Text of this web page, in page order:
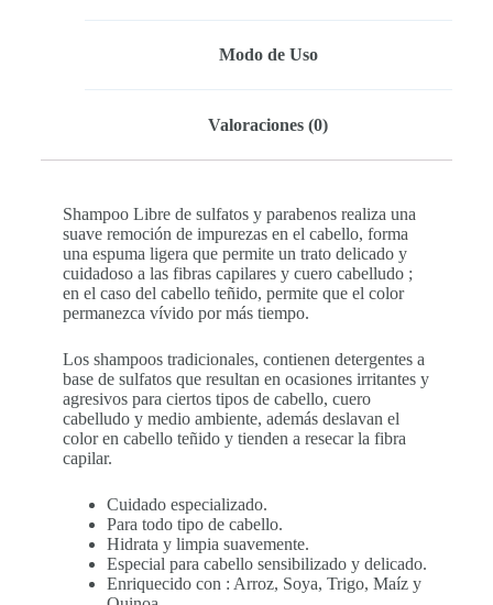
Modo de Uso
Valoraciones (0)
Shampoo Libre de sulfatos y parabenos realiza una
suave remoción de impurezas en el cabello, forma
una espuma ligera que permite un trato delicado y
cuidadoso a las fibras capilares y cuero cabelludo ;
en el caso del cabello teñido, permite que el color
permanezca vívido por más tiempo.
Los shampoos tradicionales, contienen detergentes a
base de sulfatos que resultan en ocasiones irritantes y
agresivos para ciertos tipos de cabello, cuero
cabelludo y medio ambiente, además deslavan el
color en cabello teñido y tienden a resecar la fibra
capilar.
Cuidado especializado.
Para todo tipo de cabello.
Hidrata y limpia suavemente.
Especial para cabello sensibilizado y delicado.
Enriquecido con : Arroz, Soya, Trigo, Maíz y